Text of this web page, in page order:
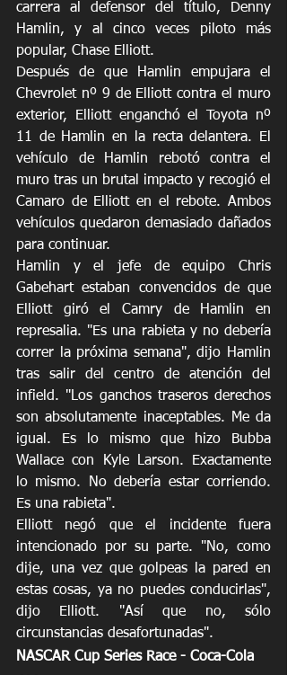
carrera al defensor del título, Denny
Hamlin, y al cinco veces piloto más
popular, Chase Elliott.
Después de que Hamlin empujara el
Chevrolet nº 9 de Elliott contra el muro
exterior, Elliott enganchó el Toyota nº
11 de Hamlin en la recta delantera. El
vehículo de Hamlin rebotó contra el
muro tras un brutal impacto y recogió el
Camaro de Elliott en el rebote. Ambos
vehículos quedaron demasiado dañados
para continuar.
Hamlin y el jefe de equipo Chris
Gabehart estaban convencidos de que
Elliott giró el Camry de Hamlin en
represalia. "Es una rabieta y no debería
correr la próxima semana", dijo Hamlin
tras salir del centro de atención del
infield. "Los ganchos traseros derechos
son absolutamente inaceptables. Me da
igual. Es lo mismo que hizo Bubba
Wallace con Kyle Larson. Exactamente
lo mismo. No debería estar corriendo.
Es una rabieta".
Elliott negó que el incidente fuera
intencionado por su parte. "No, como
dije, una vez que golpeas la pared en
estas cosas, ya no puedes conducirlas",
dijo Elliott. "Así que no, sólo
circunstancias desafortunadas".
NASCAR Cup Series Race - Coca-Cola